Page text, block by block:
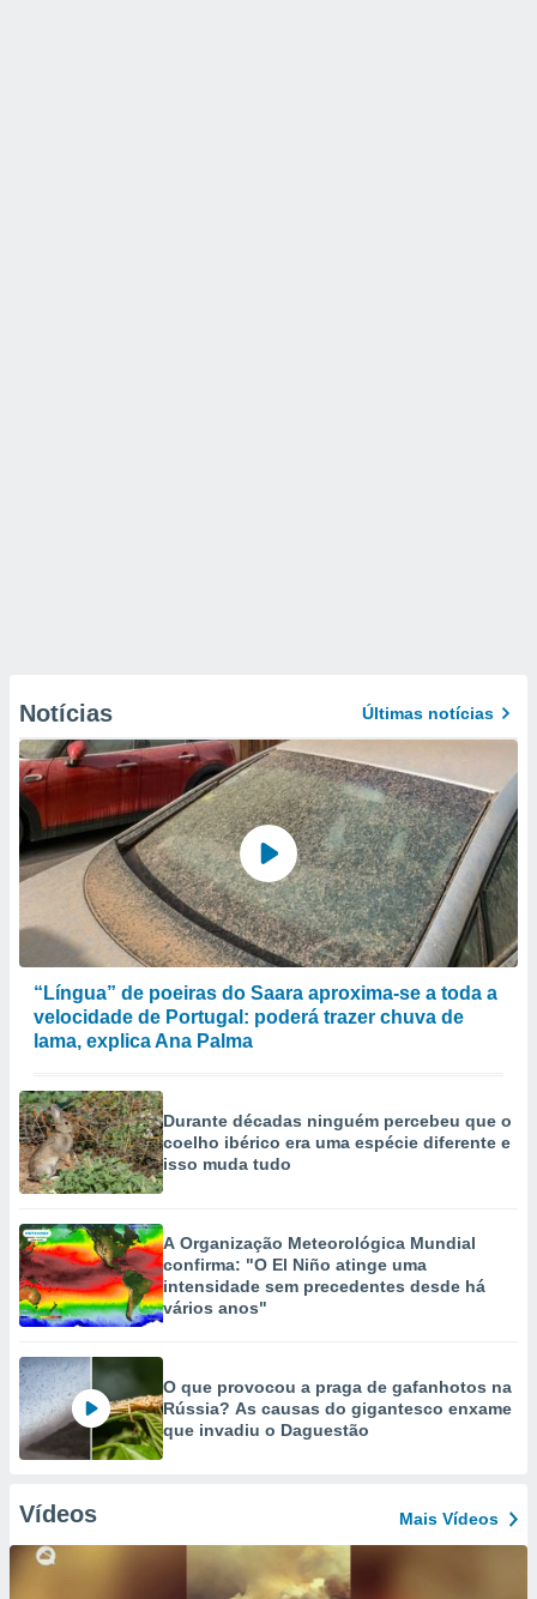
Notícias Últimas notícias
“Língua” de poeiras do Saara aproxima-se a toda a
velocidade de Portugal: poderá trazer chuva de
lama, explica Ana Palma
Durante décadas ninguém percebeu que o
coelho ibérico era uma espécie diferente e
isso muda tudo
A Organização Meteorológica Mundial
confirma: "O El Niño atinge uma
intensidade sem precedentes desde há
vários anos"
O que provocou a praga de gafanhotos na
Rússia? As causas do gigantesco enxame
que invadiu o Daguestão
Vídeos Mais Vídeos